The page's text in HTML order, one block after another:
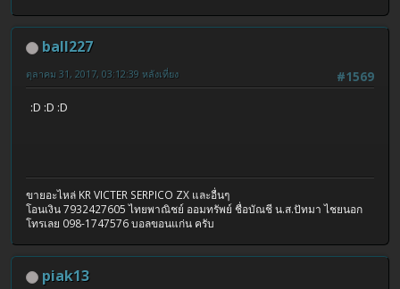
ball227
#1569
ตุลาคม 31, 2017, 03:12:39 หลังเที่ยง
:D :D :D
ขายอะไหล่ KR VICTER SERPICO ZX และอื่นๆ
โอนเงิน 7932427605 ไทยพาณิชย์ ออมทรัพย์ ชื่อบัณชี น.ส.ปัทมา ไชยนอก
โทรเลย 098-1747576 บอลขอนแก่น ครับ
piak13